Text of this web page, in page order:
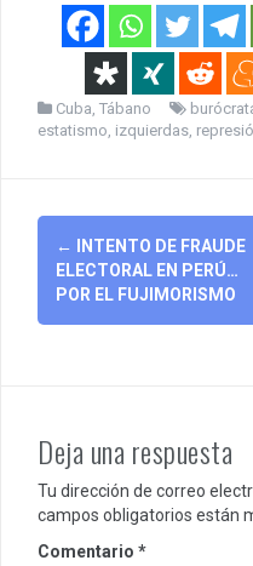
Cuba Tábano
estatismo izquierdas
Post
navigation
←
INTENTO DE FRAUDE
ELECTORAL EN PERÚ…
POR EL FUJIMORISMO
Deja una respuesta
Tu dirección de correo
campos obligatorios están
Comentario *